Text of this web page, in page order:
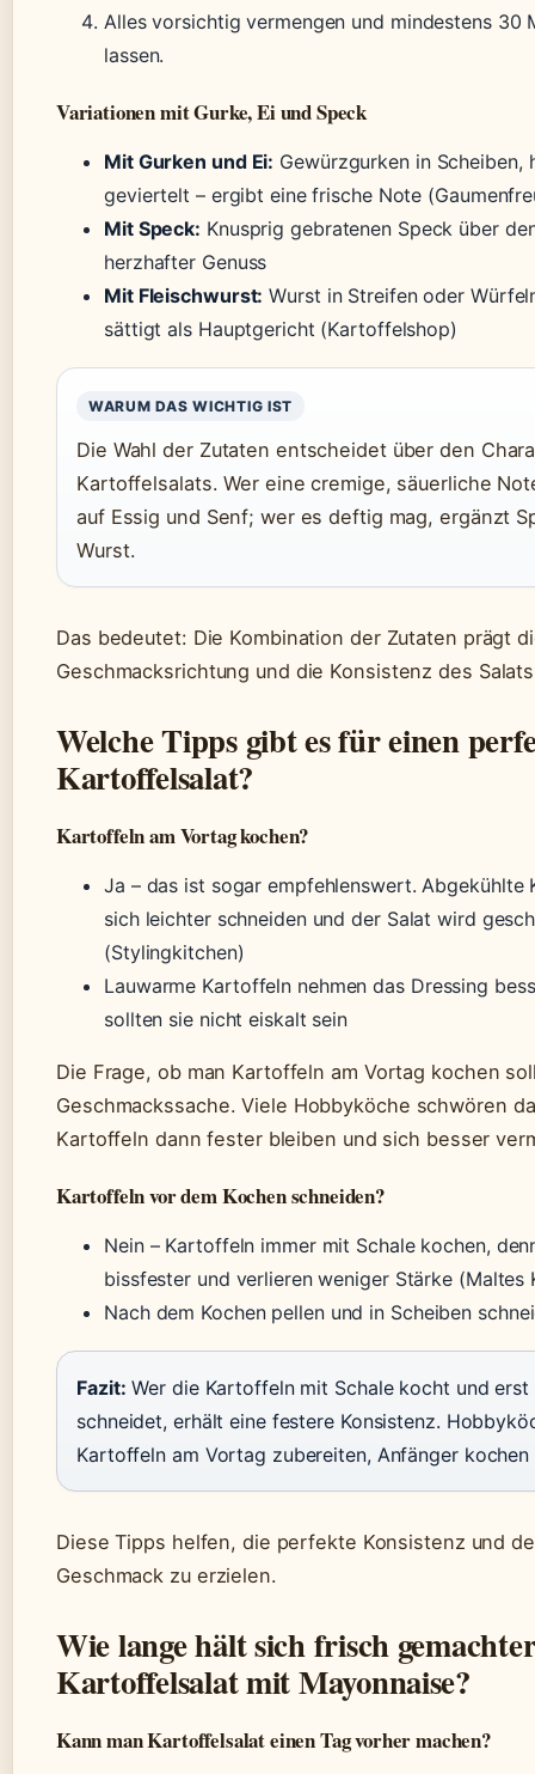
Alles vorsichtig vermengen und mindestens 30
lassen.
Variationen mit Gurke, Ei und Speck
Mit Gurken und Ei: Gewürzgurken in Scheiben,
geviertelt – ergibt eine frische Note
Mit Speck: Knusprig gebratenen Speck über
herzhafter Genuss
Mit Fleischwurst: Wurst in Streifen oder
sättigt als Hauptgericht (Kartoffelshop)
WARUM DAS WICHTIG IST
Die Wahl der Zutaten entscheidet über den
Kartoffelsalats. Wer eine cremige, säuerliche
auf Essig und Senf; wer es deftig mag, ergänzt
Wurst.
Das bedeutet: Die Kombination der Zutaten prägt
Geschmacksrichtung und die Konsistenz des
Welche Tipps gibt es für einen
Kartoffelsalat?
Kartoffeln am Vortag kochen?
Ja – das ist sogar empfehlenswert. Abgekühlte
sich leichter schneiden und der Salat wird
(Stylingkitchen)
Lauwarme Kartoffeln nehmen das Dressing
sollten sie nicht eiskalt sein
Die Frage, ob man Kartoffeln am Vortag kochen
Geschmackssache. Viele Hobbyköche schwören
Kartoffeln dann fester bleiben und sich besser
Kartoffeln vor dem Kochen schneiden?
Nein – Kartoffeln immer mit Schale kochen,
bissfester und verlieren weniger Stärke (Maltes
Nach dem Kochen pellen und in Scheiben
Fazit: Wer die Kartoffeln mit Schale kocht und erst
schneidet, erhält eine festere Konsistenz.
Kartoffeln am Vortag zubereiten, Anfänger kochen
Diese Tipps helfen, die perfekte Konsistenz und
Geschmack zu erzielen.
Wie lange hält sich frisch
Kartoffelsalat mit Mayonnaise?
Kann man Kartoffelsalat einen Tag vorher machen?